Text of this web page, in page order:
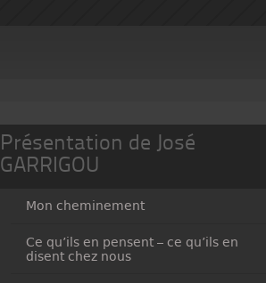
Présentation de José
GARRIGOU
Mon cheminement
Ce qu’ils en pensent – ce qu’ils en
disent chez nous